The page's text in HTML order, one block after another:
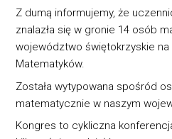
Z dumą informujemy, że
znalazła się w gronie 14 osób
województwo świętokrzyskie na
Matematyków.
Została wytypowana spośród
matematycznie w naszym
Kongres to cykliczna